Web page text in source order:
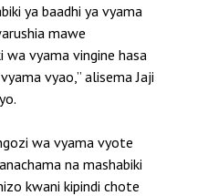
ya baadhi ya vyama
mawe
wa vyama vingine hasa
vyao,” alisema Jaji
wa vyama vyote
na mashabiki
kwani kipindi chote